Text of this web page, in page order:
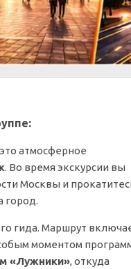
атмосферное
. Во время экскурсии вы
Москвы и
город.
гида. Маршрут
моментом
«Лужники», откуда